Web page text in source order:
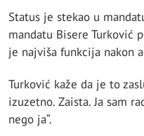
Status je stekao u
mandatu Bisere Turković
je najviša funkcija nakon
Turković kaže da je to
izuzetno. Zaista. Ja sam
nego ja“.